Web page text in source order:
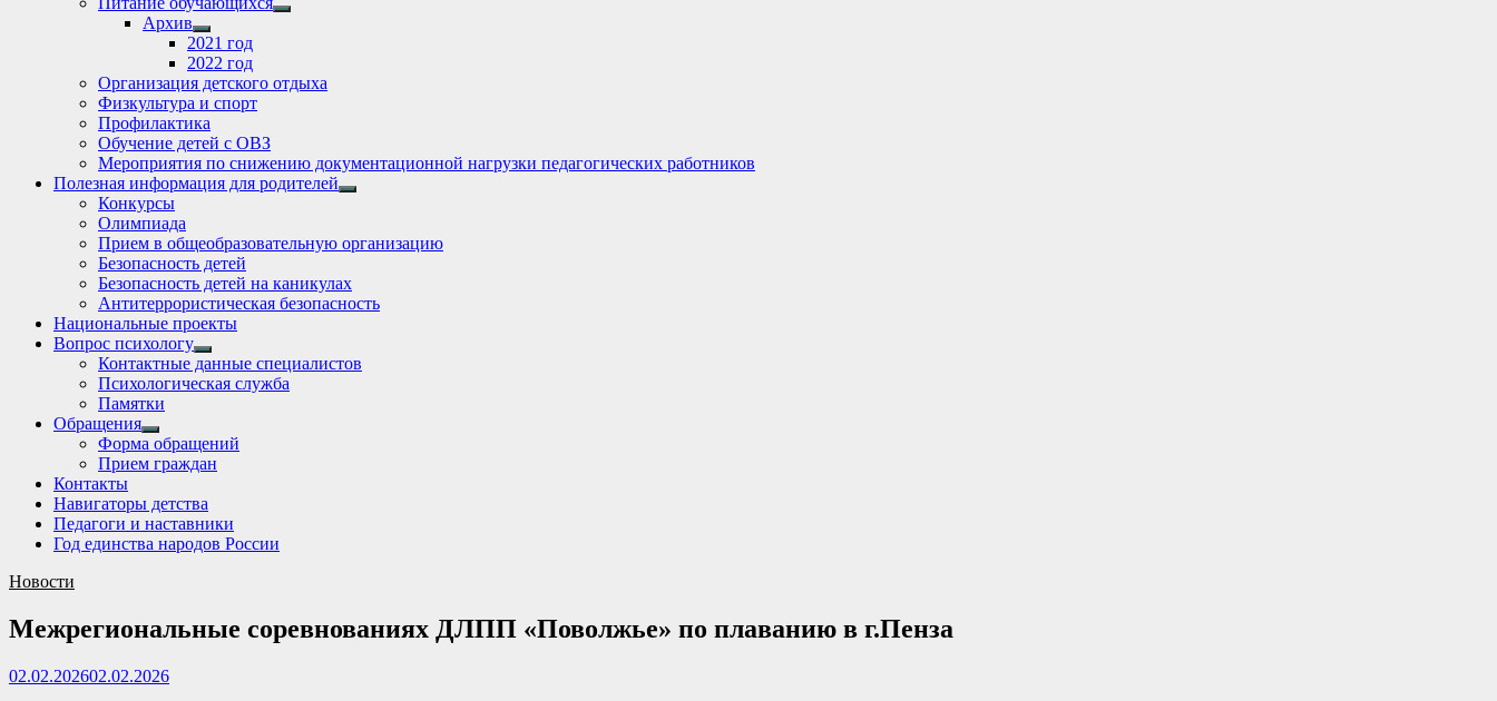
Show
Архив
Show
sub
menu
2021 год
2022 год
Организация детского отдыха
Физкультура и спорт
Профилактика
Обучение детей с ОВЗ
Мероприятия по снижению документационной нагрузки педагогических работников
Полезная информация для родителей
Show
Конкурсы
Олимпиада
Прием в общеобразовательную организацию
Безопасность детей
Безопасность детей на каникулах
Антитеррористическая безопасность
Национальные проекты
Вопрос психологу
Show
sub
menu
Контактные данные специалистов
Психологическая служба
Памятки
Обращения
Show
sub
menu
Форма обращений
Прием граждан
Контакты
Навигаторы детства
Педагоги и наставники
Год единства народов России
Новости
Межрегиональные соревнованиях ДЛПП «Поволжье» по плаванию в г.Пенза
02.02.202602.02.2026